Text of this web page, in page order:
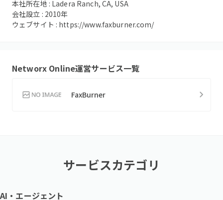
本社所在地 : Ladera Ranch, CA, USA
会社設立 : 2010年
ウェブサイト : https://www.faxburner.com/
Networx Online運営サービス一覧
FaxBurner
サービスカテゴリ
AI・エージェント